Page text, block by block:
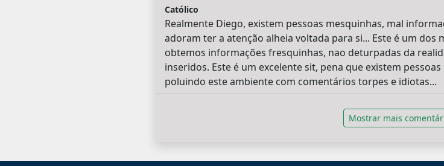
Católico
Realmente Diego, existem pessoas mesquinhas, mal
adoram ter a atenção alheia voltada para si... Este é um dos
obtemos informações fresquinhas, nao deturpadas da
inseridos. Este é um excelente sit, pena que existem
poluindo este ambiente com comentários torpes e idiotas...
Mostrar mais